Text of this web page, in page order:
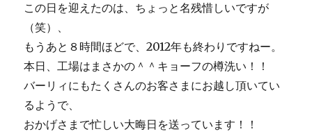
この日を迎えたのは、ちょっと名残惜しいですが
（笑）、
もうあと８時間ほどで、2012年も終わりですねー。
本日、工場はまさかの＾＾キョーフの樽洗い！！
バーリィにもたくさんのお客さまにお越し頂いてい
るようで、
おかげさまで忙しい大晦日を送っています！！